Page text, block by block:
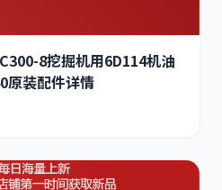
8挖掘机用6D114机油
原装配件详情